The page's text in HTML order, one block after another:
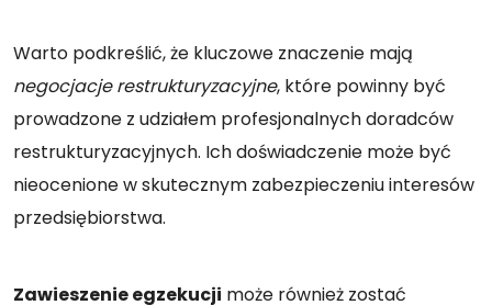
Warto podkreślić, że kluczowe znaczenie mają
negocjacje restrukturyzacyjne, które powinny być
prowadzone z udziałem profesjonalnych doradców
restrukturyzacyjnych. Ich doświadczenie może być
nieocenione w skutecznym zabezpieczeniu interesów
przedsiębiorstwa.
Zawieszenie egzekucji może również zostać